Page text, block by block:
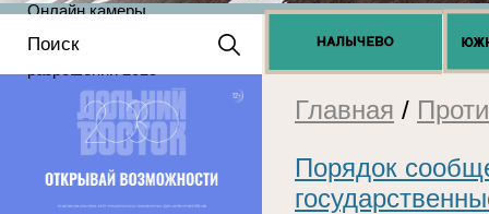
Онлайн камеры
Положение о выдаче
Главная /
Порядок